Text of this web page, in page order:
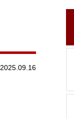
2025.09.16